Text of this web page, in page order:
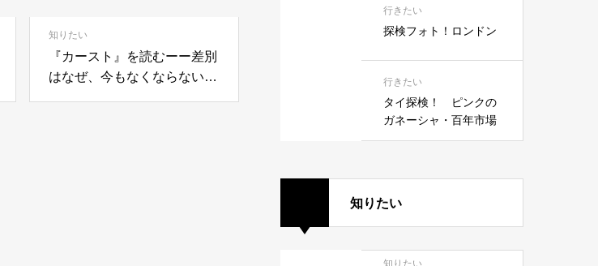
知りたい
『カースト』を読むーー差別
はなぜ、今もなくならないの
行きたい
探検フォト！ロンドン
行きたい
タイ探検！ ピンクの
ガネーシャ・百年市場
知りたい
知りたい